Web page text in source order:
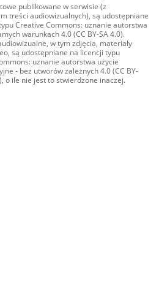
publikowane w serwisie (z
treści audiowizualnych), są udostępniane
Creative Commons: uznanie autorstwa
warunkach 4.0 (CC BY-SA 4.0).
w tym zdjęcia, materiały
są udostępniane na licencji typu
uznanie autorstwa użycie
- bez utworów zależnych 4.0 (CC BY-
o ile nie jest to stwierdzone inaczej.